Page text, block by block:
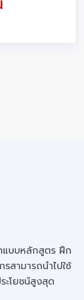
แบบหลักสูตร ฝึก
สามารถนำไปใช้
ะโยชน์สูงสุด